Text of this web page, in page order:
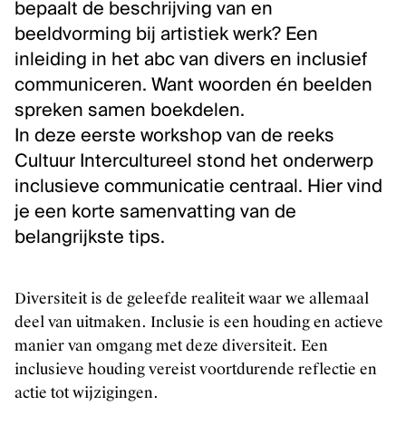
bepaalt de beschrijving van en
beeldvorming bij artistiek werk? Een
inleiding in het abc van divers en inclusief
communiceren. Want woorden én beelden
spreken samen boekdelen.
In deze eerste workshop van de reeks
Cultuur Intercultureel stond het onderwerp
inclusieve communicatie centraal. Hier vind
je een korte samenvatting van de
belangrijkste tips.
Diversiteit is de geleefde realiteit waar we allemaal
deel van uitmaken. Inclusie is een houding en actieve
manier van omgang met deze diversiteit. Een
inclusieve houding vereist voortdurende reflectie en
actie tot wijzigingen.